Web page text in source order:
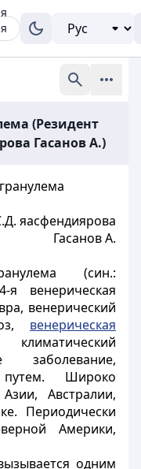
(Резидент
Гасанов А.)
яасфендиярова
Гасанов А.
(син.:
я венерическая
венерический
венерическая
Широко
Австралии,
Периодически
Америки,
одним